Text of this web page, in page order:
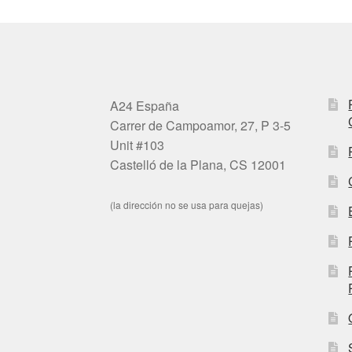
A24 España
Carrer de Campoamor, 27, P 3-5
Unit #103
Castelló de la Plana, CS 12001
(la dirección no se usa para quejas)